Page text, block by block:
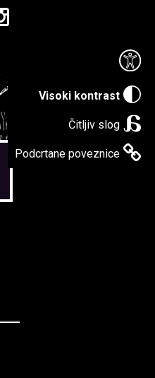
Visoki kontrast
Čitljiv slog
Podcrtane poveznice